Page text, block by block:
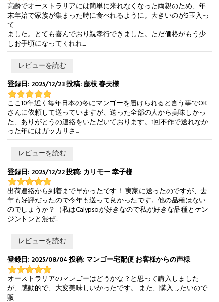
高齢でオーストラリアには簡単に来れなくなった両親のため、年
末年始で家族が集まった時に食べれるように。大きいのが5玉入っ
て-
ました。とても喜んでおり親孝行できました。ただ価格がもう少
しお手頃になってくれれ...
レビューを読む
登録日: 2025/12/23 投稿: 藤枝 春夫様
ここ10年近く毎年日本の冬にマンゴーを届けられると言う事でOK
さんに依頼して送っていますが、送った全部の人から美味しかっ-
た、ありがとうの連絡をいただいております。1回不作で送れなか
った年にはガッカリさ...
レビューを読む
登録日: 2025/12/22 投稿: カリモー 幸子様
出荷連絡から到着まで早かったです！ 実家に送ったのですが、去
年も好評だったので今年も送って良かったです。他の品種はない-
のでしょうか？（私はCalypsoが好きなので私が好きな品種とケン
ジントンと混ぜ...
レビューを読む
登録日: 2025/08/04 投稿: マンゴー宅配便 お客様からの声様
オーストラリアのマンゴーはどうかな？と思って購入しました
が、感動的で、大変美味しいかったです。 また、購入したいので
販-